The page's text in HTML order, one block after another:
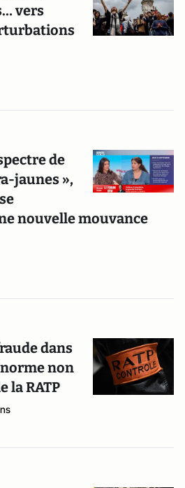
vers
de
jaunes »,
nouvelle mouvance
dans
non
la RATP